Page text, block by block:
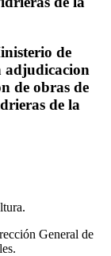
de
adjudicacion
de obras de
de la
General de